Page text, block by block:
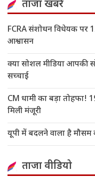
ताजा खबरें
FCRA संशोधन विधेयक पर
आश्वासन
क्या सोशल मीडिया आपकी
सच्चाई
CM धामी का बड़ा तोहफा!
मिली मंजूरी
यूपी में बदलने वाला है
ताजा वीडियो